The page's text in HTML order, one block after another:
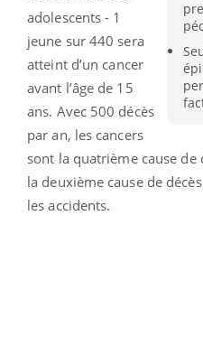
adolescents - 1
jeune sur 440 sera
atteint d’un cancer
avant l’âge de 15
ans. Avec 500 décès
par an, les cancers
sont la quatrième cause de
la deuxième cause de
les accidents.